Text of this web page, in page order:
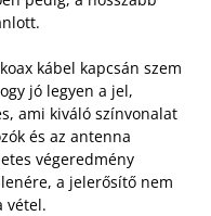
kábel kapcsán szem
jó legyen a jel,
ami kiváló színvonalat
és az antenna
végeredmény
a jelerősítő nem
vétel.